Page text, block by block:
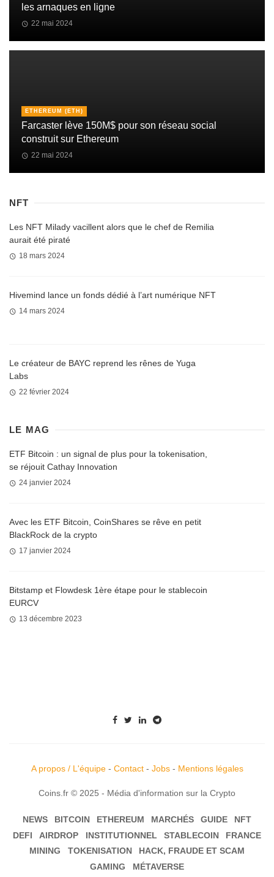
les arnaques en ligne
22 mai 2024
ETHEREUM (ETH)
Farcaster lève 150M$ pour son réseau social
construit sur Ethereum
22 mai 2024
NFT
Les NFT Milady vacillent alors que le chef de Remilia
aurait été piraté
18 mars 2024
Hivemind lance un fonds dédié à l’art numérique NFT
14 mars 2024
Le créateur de BAYC reprend les rênes de Yuga
Labs
22 février 2024
LE MAG
ETF Bitcoin : un signal de plus pour la tokenisation,
se réjouit Cathay Innovation
24 janvier 2024
Avec les ETF Bitcoin, CoinShares se rêve en petit
BlackRock de la crypto
17 janvier 2024
Bitstamp et Flowdesk 1ère étape pour le stablecoin
EURCV
13 décembre 2023
A propos / L'équipe- Contact- Jobs- Mentions légales
Coins.fr © 2025 - Média d'information sur la Crypto
NEWS BITCOIN ETHEREUM MARCHÉS GUIDE
NFT
DEFI
AIRDROP INSTITUTIONNEL STABLECOIN
FRANCE
MINING
TOKENISATION
HACK, FRAUDE ET SCAM
GAMING
MÉTAVERSE